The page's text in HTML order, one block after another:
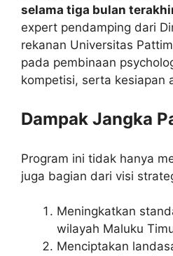
selama tiga bulan
expert pendamping dari
rekanan Universitas
pada pembinaan
kompetisi, serta kesiapan
Dampak Jangka
Program ini tidak hanya
juga bagian dari visi
Meningkatkan
wilayah Maluku
Menciptakan